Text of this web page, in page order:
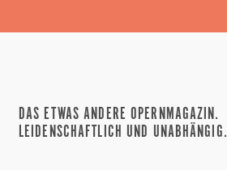
DAS ETWAS ANDERE OPERNMAGAZIN.
LEIDENSCHAFTLICH UND UNABHÄNGIG.